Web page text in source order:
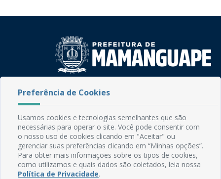
Rua do Imperador, 78, Centro
Email: comunicacao@mamanguape.pb.gov.br
Expediente: Segunda à Sexta, das 08h às 13h
Mapa do Site
Perguntas frequentes
Preferência de Cookies
Usamos cookies e tecnologias semelhantes que são
necessárias para operar o site. Você pode consentir com
o nosso uso de cookies clicando em "Aceitar" ou
gerenciar suas preferências clicando em “Minhas opções”.
Para obter mais informações sobre os tipos de cookies,
como utilizamos e quais dados são coletados, leia nossa
Política de Privacidade.